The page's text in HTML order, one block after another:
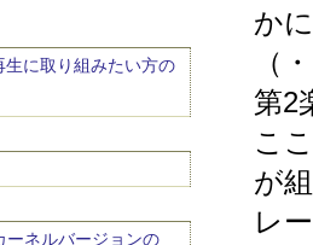
生に取り組みたい方の
ーネルバージョンの
か
（
第2
こ
が
レ